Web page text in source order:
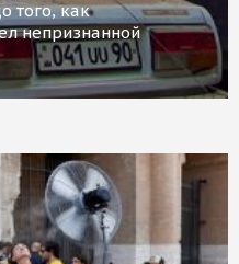
того, как
непризнанной